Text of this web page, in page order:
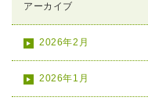
アーカイブ
2026年2月
2026年1月